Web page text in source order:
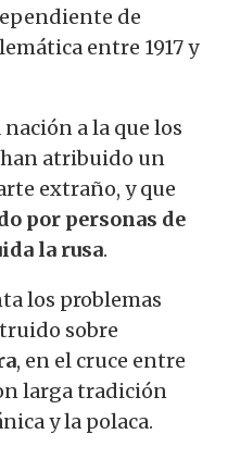
de
entre 1917 y
a la que los
atribuido un
extraño, y que
por personas de
la rusa.
los problemas
sobre
, en el cruce entre
larga tradición
y la polaca.